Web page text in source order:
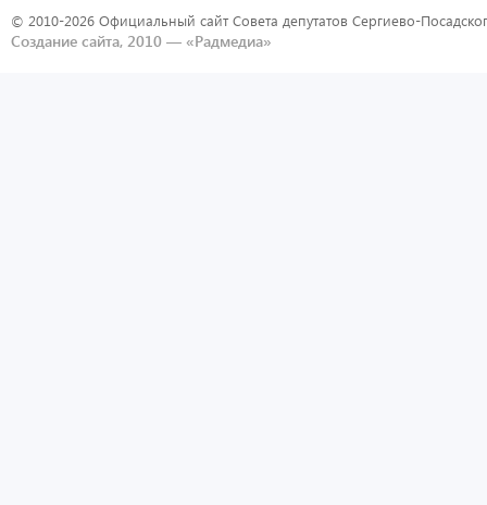
© 2010-2026 Официальный сайт Совета депутатов Сергиево-
Создание сайта, 2010 — «Радмедиа»